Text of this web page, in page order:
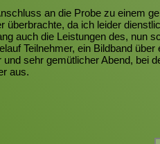
an die Probe zu einem
überbrachte, da ich leider
auch die Leistungen des, nun
Teilnehmer, ein Bildband
und sehr gemütlicher Abend, bei
aus.